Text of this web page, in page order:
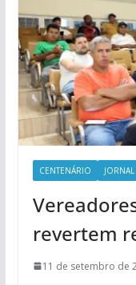
CENTENÁRIO
revertem
11 de setembro de